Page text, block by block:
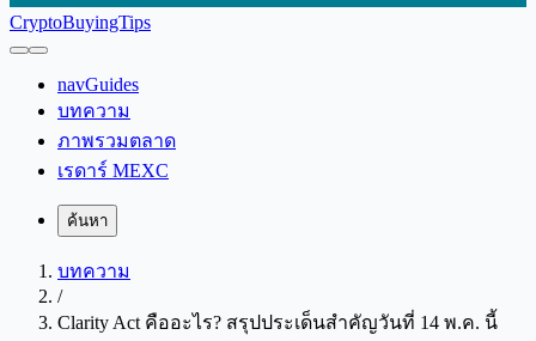
CryptoBuyingTips
navGuides
บทความ
ภาพรวมตลาด
เรดาร์ MEXC
ค้นหา
บทความ
/
Clarity Act คืออะไร? สรุปประเด็นสำคัญวันที่ 14 พ.ค. นี้